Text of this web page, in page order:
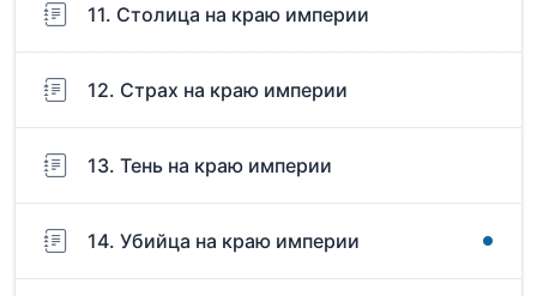
11. Столица на краю империи
12. Страх на краю империи
13. Тень на краю империи
14. Убийца на краю империи